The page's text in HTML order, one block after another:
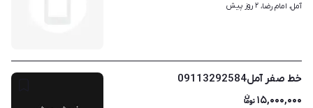
آمل، امام رضا، ۲ روز پیش
خط صفر آمل09113292584
۱۵,۰۰۰,۰۰۰